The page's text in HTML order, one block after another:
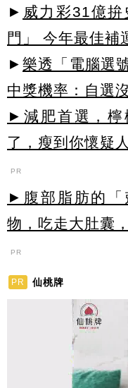
► 威力彩31億
門」 今年最佳補
► 樂透「電腦選
中獎機率：自選
►減肥首選，檸
了，瘦到你懷疑
PR
►腹部脂肪的「
物，吃走大肚囊
PR
PR 仙桃牌